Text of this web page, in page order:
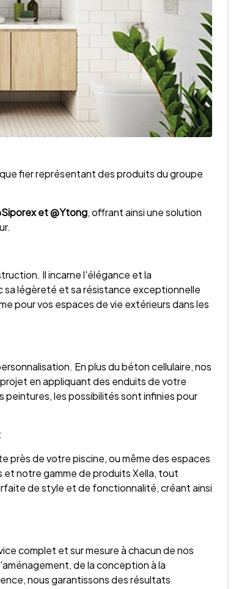
fier représentant des produits du groupe
et @Ytong, offrant ainsi une solution
Il incarne l'élégance et la
légèreté et sa résistance exceptionnelle
pour vos espaces de vie extérieurs dans les
En plus du béton cellulaire, nos
en appliquant des enduits de votre
peintures, les possibilités sont infinies pour
près de votre piscine, ou même des espaces
notre gamme de produits Xella, tout
de style et de fonctionnalité, créant ainsi
complet et sur mesure à chacun de nos
de la conception à la
nous garantissons des résultats